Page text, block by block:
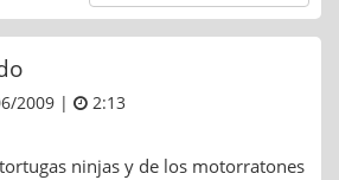
2009 | 2:13
ninjas y de los motorratones